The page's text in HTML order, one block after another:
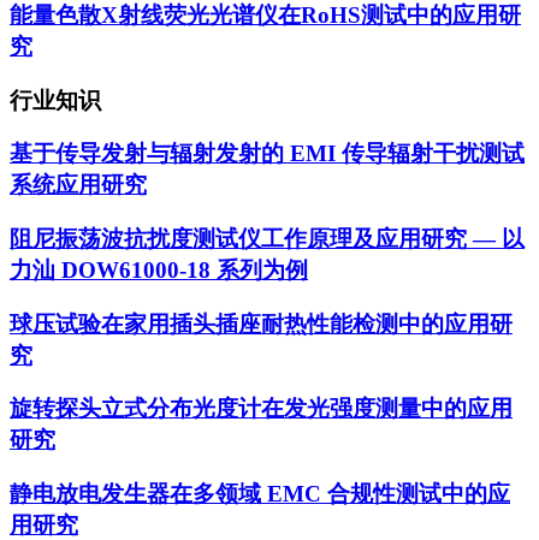
能量色散X射线荧光光谱仪在RoHS测试中的应用研
究
行业知识
基于传导发射与辐射发射的 EMI 传导辐射干扰测试
系统应用研究
阻尼振荡波抗扰度测试仪工作原理及应用研究 — 以
力汕 DOW61000-18 系列为例
球压试验在家用插头插座耐热性能检测中的应用研
究
旋转探头立式分布光度计在发光强度测量中的应用
研究
静电放电发生器在多领域 EMC 合规性测试中的应
用研究